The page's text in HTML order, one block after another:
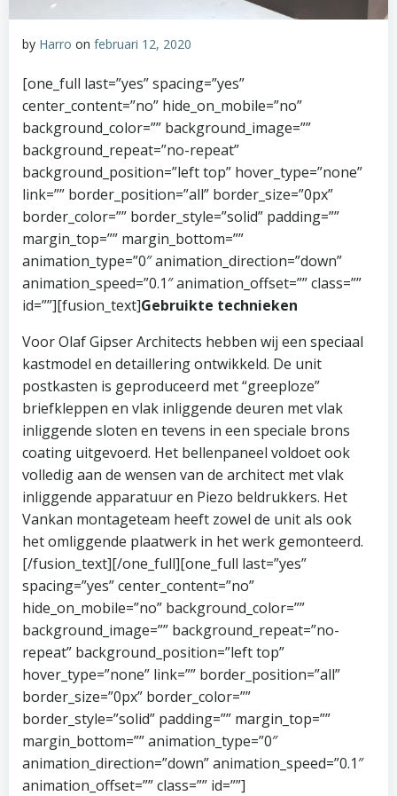
by Harro on februari 12, 2020
[one_full last=”yes” spacing=”yes”
center_content=”no” hide_on_mobile=”no”
background_color=”” background_image=””
background_repeat=”no-repeat”
background_position=”left top” hover_type=”none”
link=”” border_position=”all” border_size=”0px”
border_color=”” border_style=”solid” padding=””
margin_top=”” margin_bottom=””
animation_type=”0″ animation_direction=”down”
animation_speed=”0.1″ animation_offset=”” class=””
id=””][fusion_text]Gebruikte technieken
Voor Olaf Gipser Architects hebben wij een speciaal
kastmodel en detaillering ontwikkeld. De unit
postkasten is geproduceerd met “greeploze”
briefkleppen en vlak inliggende deuren met vlak
inliggende sloten en tevens in een speciale brons
coating uitgevoerd. Het bellenpaneel voldoet ook
volledig aan de wensen van de architect met vlak
inliggende apparatuur en Piezo beldrukkers. Het
Vankan montageteam heeft zowel de unit als ook
het omliggende plaatwerk in het werk gemonteerd.
[/fusion_text][/one_full][one_full last=”yes”
spacing=”yes” center_content=”no”
hide_on_mobile=”no” background_color=””
background_image=”” background_repeat=”no-
repeat” background_position=”left top”
hover_type=”none” link=”” border_position=”all”
border_size=”0px” border_color=””
border_style=”solid” padding=”” margin_top=””
margin_bottom=”” animation_type=”0″
animation_direction=”down” animation_speed=”0.1″
animation_offset=”” class=”” id=””]